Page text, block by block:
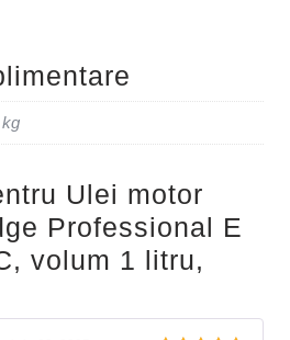
kg
Ulei motor
Professional E
volum 1 litru,